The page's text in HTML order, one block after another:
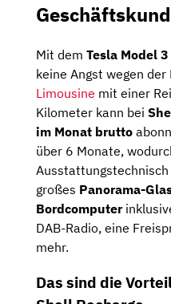
Mit dem Tesla Model
keine Angst wegen
Limousine mit einer
Kilometer kann bei
im Monat brutto
über 6 Monate,
großes Panorama-
Bordcomputer
DAB-Radio, eine
mehr.
Das sind die